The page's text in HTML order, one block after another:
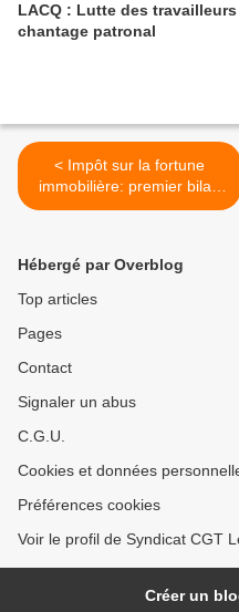
LACQ : Lutte des
chantage patronal
< Impôt sur la fortune
immobilière: premier bilan
pour le successeur de l’ISF
Hébergé par Overblog
Top articles
Pages
Contact
Signaler un abus
C.G.U.
Cookies et données
Préférences cookies
Voir le profil de Syndicat CGT
Créer un